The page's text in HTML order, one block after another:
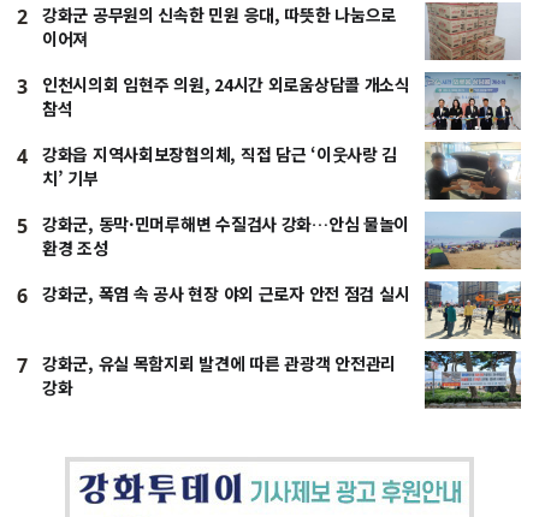
2
강화군 공무원의 신속한 민원 응대, 따뜻한 나눔으로
이어져
3
인천시의회 임현주 의원, 24시간 외로움상담콜 개소식
참석
4
강화읍 지역사회보장협의체, 직접 담근 ‘이웃사랑 김
치’ 기부
5
강화군, 동막·민머루해변 수질검사 강화…안심 물놀이
환경 조성
6 강화군, 폭염 속 공사 현장 야외 근로자 안전 점검 실시
7
강화군, 유실 목함지뢰 발견에 따른 관광객 안전관리
강화